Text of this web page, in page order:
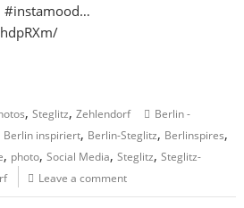
#instamood…
,Steglitz,Zehlendorf
Berlin -
Berlin inspiriert, Berlin-Steglitz, Berlinspires,
, photo,Social Media,Steglitz,Steglitz-
Leave a comment